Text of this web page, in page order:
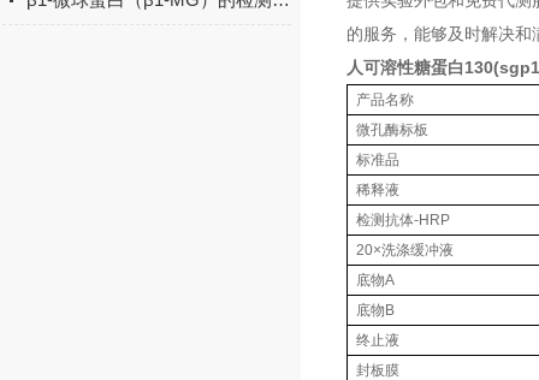
的服务，能够及时解决
人可溶性糖蛋白
产品名称
微孔酶标板
标准品
稀释液
检测抗体-HRP
20×洗涤缓冲液
底物A
底物B
终止液
封板膜